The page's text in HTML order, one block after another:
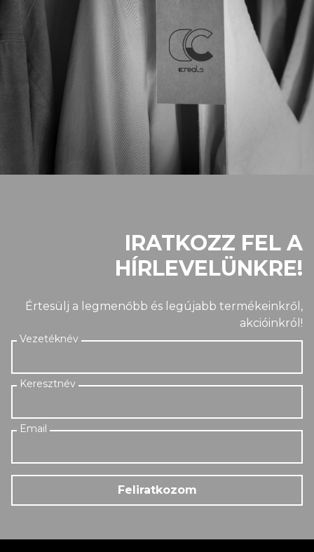
IRATKOZZ FEL A
HÍRLEVELÜNKRE!
Értesülj a legmenőbb és legújabb termékeinkről,
akcióinkról!
Feliratkozom